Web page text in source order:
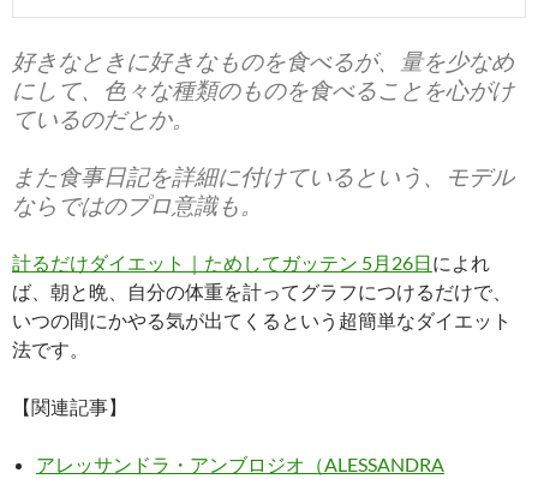
好きなときに好きなものを食べるが、量を少なめ
にして、色々な種類のものを食べることを心がけ
ているのだとか。
また食事日記を詳細に付けているという、モデル
ならではのプロ意識も。
計るだけダイエット｜ためしてガッテン 5月26日によれ
ば、朝と晩、自分の体重を計ってグラフにつけるだけで、
いつの間にかやる気が出てくるという超簡単なダイエット
法です。
【関連記事】
アレッサンドラ・アンブロジオ（ALESSANDRA